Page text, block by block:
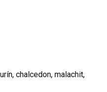
chalcedon, malachit,